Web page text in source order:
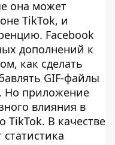
она может
TikTok, и
Facebook
дополнений к
как сделать
GIF-файлы
Но приложение
влияния в
TikTok. В качестве
статистика